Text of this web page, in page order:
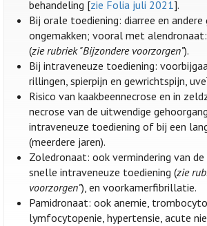
behandeling [zie Folia juli 2021].
Bij orale toediening: diarree en
ongemakken; vooral met
(zie rubriek "Bijzondere voorzorgen”).
Bij intraveneuze toediening:
rillingen, spierpijn en gewrichtspijn,
Risico van kaakbeennecrose en in
necrose van de uitwendige
intraveneuze toediening of bij een
(meerdere jaren).
Zoledronaat: ook vermindering van
snelle intraveneuze toediening (zie
voorzorgen”), en voorkamerfibrillatie.
Pamidronaat: ook anemie,
lymfocytopenie, hypertensie, acute